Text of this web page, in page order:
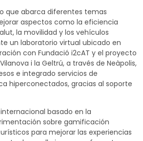
que abarca diferentes temas
aspectos como la eficiencia
la movilidad y los vehículos
un laboratorio virtual ubicado en
con Fundació i2cAT y el proyecto
i la Geltrú, a través de Neàpolis,
e integrado servicios de
hiperconectados, gracias al soporte
basado en la
sobre gamificación
para mejorar las experiencias